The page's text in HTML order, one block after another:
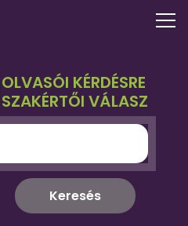
OLVASÓI KÉRDÉSRE
SZAKÉRTŐI VÁLASZ